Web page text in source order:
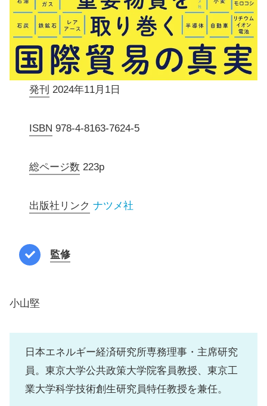
発刊 2024年11月1日
ISBN 978-4-8163-7624-5
総ページ数 223p
出版社リンク ナツメ社
監修
小山堅
日本エネルギー経済研究所専務理事・主席研究
員。東京大学公共政策大学院客員教授、東京工
業大学科学技術創生研究員特任教授を兼任。